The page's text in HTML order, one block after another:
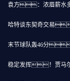
袁方：浓眉薪水多
哈特谈东契奇交易
末节球队轰46分
稳定发挥！贾马尔